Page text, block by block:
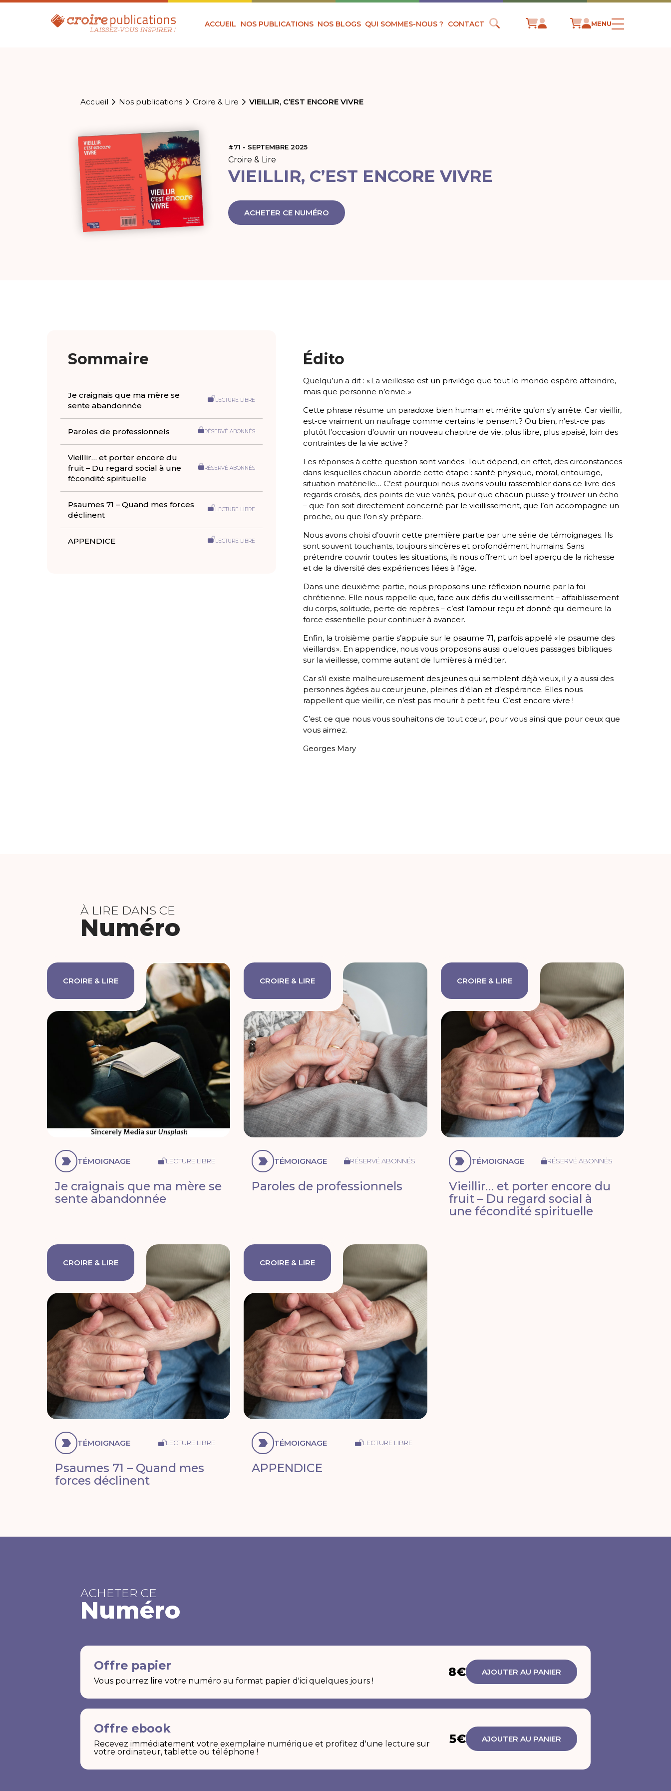
ACCUEIL NOS PUBLICATIONS NOS BLOGS QUI SOMMES-NOUS ? CONTACT MENU
Accueil Nos publications Croire & Lire VIEILLIR, C’EST ENCORE VIVRE
#71 - SEPTEMBRE 2025
Croire & Lire
VIEILLIR, C’EST ENCORE VIVRE
ACHETER CE NUMÉRO
Sommaire
Je craignais que ma mère se
sente abandonnée
LECTURE LIBRE
Paroles de professionnels RÉSERVÉ ABONNÉS
Vieillir… et porter encore du
fruit – Du regard social à une
fécondité spirituelle
RÉSERVÉ ABONNÉS
Psaumes 71 – Quand mes forces
déclinent
LECTURE LIBRE
APPENDICE LECTURE LIBRE
Édito
Quelqu’un a dit : « La vieillesse est un privilège que tout le monde espère atteindre,
mais que personne n’envie. »
Cette phrase résume un paradoxe bien humain et mérite qu’on s’y arrête. Car vieillir,
est-ce vraiment un naufrage comme certains le pensent ? Ou bien, n’est-ce pas
plutôt l’occasion d’ouvrir un nouveau chapitre de vie, plus libre, plus apaisé, loin des
contraintes de la vie active ?
Les réponses à cette question sont variées. Tout dépend, en effet, des circonstances
dans lesquelles chacun aborde cette étape : santé physique, moral, entourage,
situation matérielle… C’est pourquoi nous avons voulu rassembler dans ce livre des
regards croisés, des points de vue variés, pour que chacun puisse y trouver un écho
– que l’on soit directement concerné par le vieillissement, que l’on accompagne un
proche, ou que l’on s’y prépare.
Nous avons choisi d’ouvrir cette première partie par une série de témoignages. Ils
sont souvent touchants, toujours sincères et profondément humains. Sans
prétendre couvrir toutes les situations, ils nous offrent un bel aperçu de la richesse
et de la diversité des expériences liées à l’âge.
Dans une deuxième partie, nous proposons une réflexion nourrie par la foi
chrétienne. Elle nous rappelle que, face aux défis du vieillissement – affaiblissement
du corps, solitude, perte de repères – c’est l’amour reçu et donné qui demeure la
force essentielle pour continuer à avancer.
Enfin, la troisième partie s’appuie sur le psaume 71, parfois appelé « le psaume des
vieillards ». En appendice, nous vous proposons aussi quelques passages bibliques
sur la vieillesse, comme autant de lumières à méditer.
Car s’il existe malheureusement des jeunes qui semblent déjà vieux, il y a aussi des
personnes âgées au cœur jeune, pleines d’élan et d’espérance. Elles nous
rappellent que vieillir, ce n’est pas mourir à petit feu. C’est encore vivre !
C’est ce que nous vous souhaitons de tout cœur, pour vous ainsi que pour ceux que
vous aimez.
Georges Mary
À LIRE DANS CE
Numéro
CROIRE & LIRE
TÉMOIGNAGE LECTURE LIBRE
Je craignais que ma mère se
sente abandonnée
CROIRE & LIRE
TÉMOIGNAGE RÉSERVÉ ABONNÉS
Paroles de professionnels
CROIRE & LIRE
TÉMOIGNAGE RÉSERVÉ ABONNÉS
Vieillir… et porter encore du
fruit – Du regard social à
une fécondité spirituelle
CROIRE & LIRE
TÉMOIGNAGE LECTURE LIBRE
Psaumes 71 – Quand mes
forces déclinent
CROIRE & LIRE
TÉMOIGNAGE LECTURE LIBRE
APPENDICE
ACHETER CE
Numéro
Offre papier
Vous pourrez lire votre numéro au format papier d'ici quelques jours !
8€ AJOUTER AU PANIER
Offre ebook
Recevez immédiatement votre exemplaire numérique et profitez d'une lecture sur
votre ordinateur, tablette ou téléphone !
5€ AJOUTER AU PANIER